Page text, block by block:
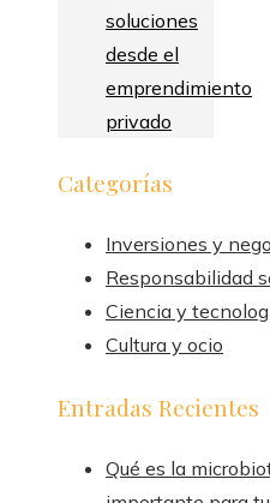
soluciones
desde el
emprendimiento
privado
Categorías
Inversiones y
Responsabilidad
Ciencia y
Cultura y ocio
Entradas Recientes
Qué es la